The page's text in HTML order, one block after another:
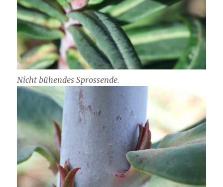
Nicht bühendes Sprossende.